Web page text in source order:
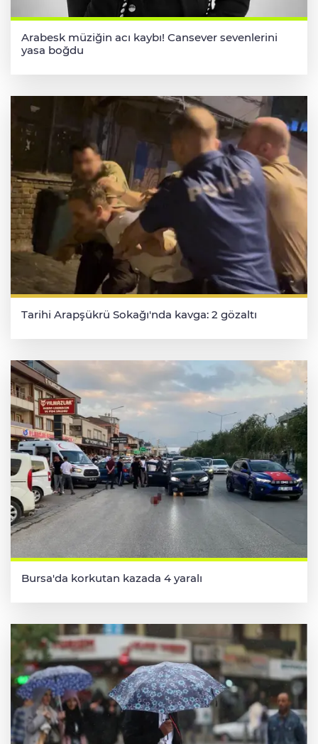
Arabesk müziğin acı kaybı! Cansever sevenlerini
yasa boğdu
Tarihi Arapşükrü Sokağı'nda kavga: 2 gözaltı
Bursa'da korkutan kazada 4 yaralı